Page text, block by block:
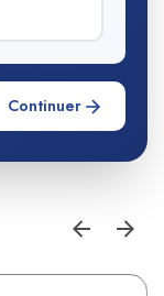
Continuer